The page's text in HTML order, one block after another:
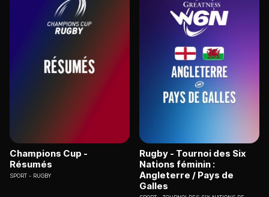
Champions Cup -
Résumés
SPORT RUGBY
Rugby - Tournoi des Six
Nations féminin :
Angleterre / Pays de
Galles